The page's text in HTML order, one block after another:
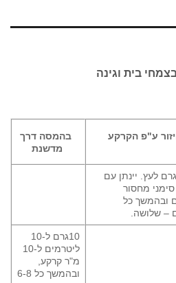
וגינה
הקרקע
בהמסה דרך
מדשנת
יינתן עם
כל
10גרם ל-10
ליטרמים ל-10
מ"ר קרקע,
ובהמשך כל 6-8